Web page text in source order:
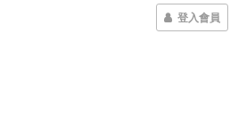
登入會員